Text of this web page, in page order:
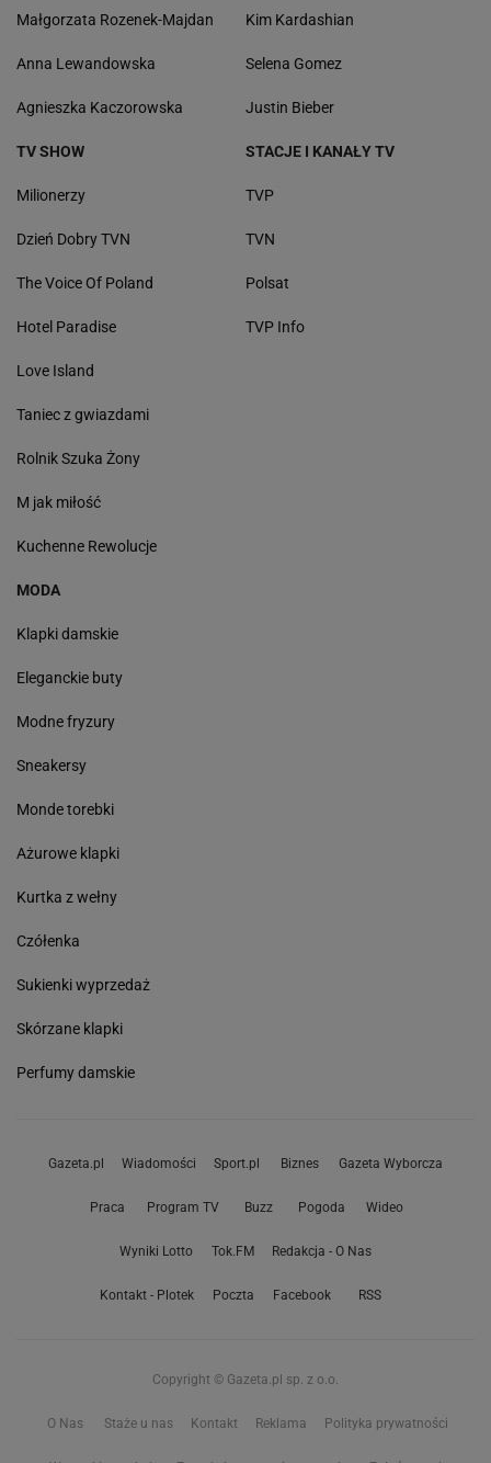
Małgorzata Rozenek-Majdan
Anna Lewandowska
Agnieszka Kaczorowska
Kim Kardashian
Selena Gomez
Justin Bieber
TV SHOW
Milionerzy
Dzień Dobry TVN
The Voice Of Poland
Hotel Paradise
Love Island
Taniec z gwiazdami
Rolnik Szuka Żony
M jak miłość
Kuchenne Rewolucje
STACJE I KANAŁY TV
TVP
TVN
Polsat
TVP Info
MODA
Klapki damskie
Eleganckie buty
Modne fryzury
Sneakersy
Monde torebki
Ażurowe klapki
Kurtka z wełny
Czółenka
Sukienki wyprzedaż
Skórzane klapki
Perfumy damskie
Gazeta.pl Wiadomości Sport.pl Biznes Gazeta Wyborcza
Praca Program TV Buzz Pogoda Wideo
Wyniki Lotto Tok.FM Redakcja - O Nas
Kontakt - Plotek Poczta Facebook RSS
Copyright © Gazeta.pl sp. z o.o.
O Nas Staże u nas Kontakt Reklama Polityka prywatności